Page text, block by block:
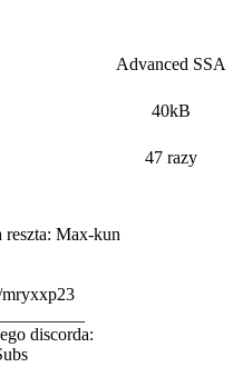
Advanced SSA
40kB
47 razy
reszta: Max-kun
discorda: